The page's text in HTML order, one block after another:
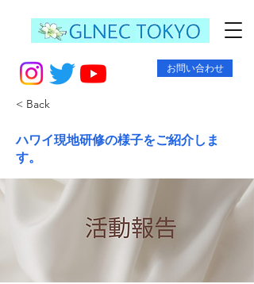
お問い合わせ
< Back
ハワイ現地研修の様子をご紹介しま
す。